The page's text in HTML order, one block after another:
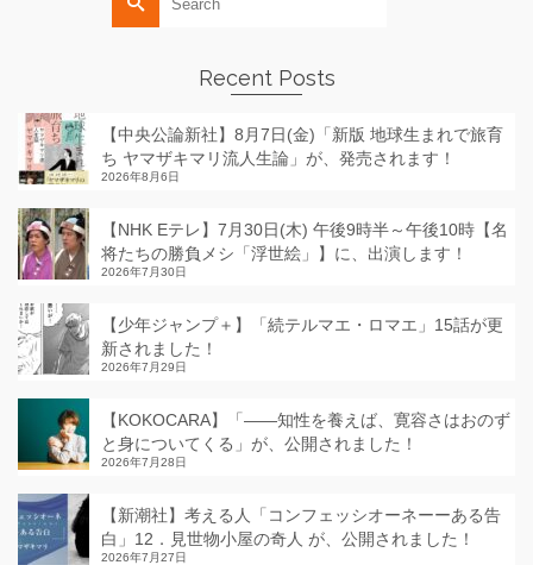
for:
Recent Posts
【中央公論新社】8月7日(金)「新版 地球生まれで旅育
ち ヤマザキマリ流人生論」が、発売されます！
2026年8月6日
【NHK Eテレ】7月30日(木) 午後9時半～午後10時【名
将たちの勝負メシ「浮世絵」】に、出演します！
2026年7月30日
【少年ジャンプ＋】「続テルマエ・ロマエ」15話が更
新されました！
2026年7月29日
【KOKOCARA】「——知性を養えば、寛容さはおのず
と身についてくる」が、公開されました！
2026年7月28日
【新潮社】考える人「コンフェッシオーネーーある告
白」12．見世物小屋の奇人 が、公開されました！
2026年7月27日